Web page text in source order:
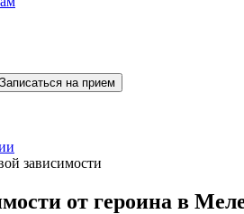
Записаться на прием
зависимости
от героина в